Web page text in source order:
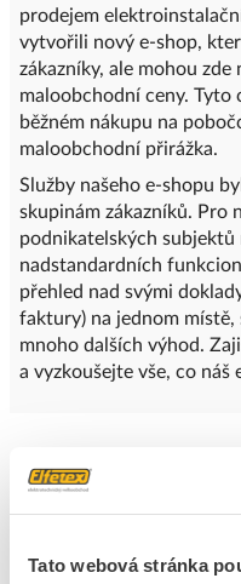
Tato webová stránka
prodejem
vytvořili nový e-shop,
zákazníky, ale mohou
maloobchodní ceny. Tyto
běžném nákupu na
maloobchodní přirážka.
Služby našeho e-shopu
skupinám zákazníků. Pro
podnikatelských subjektů
nadstandardních
přehled nad svými
faktury) na jednom místě,
mnoho dalších výhod.
a vyzkoušejte vše, co náš